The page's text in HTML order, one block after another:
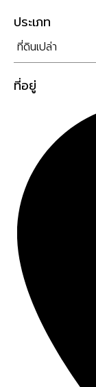
ประเภท
ที่ดินเปล่า
ที่อยู่